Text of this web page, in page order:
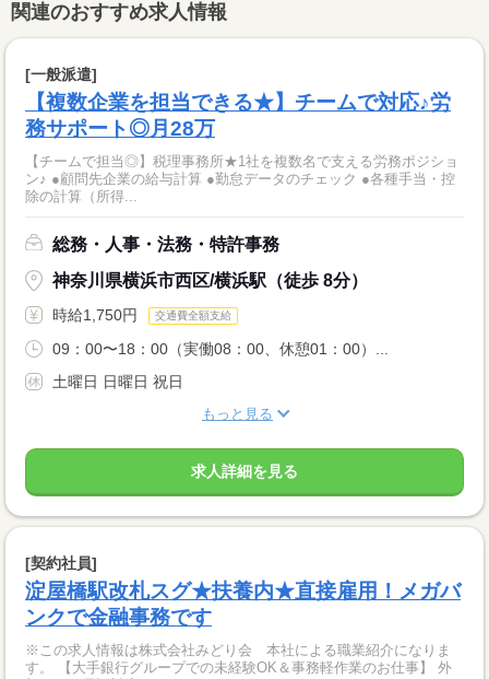
関連のおすすめ求人情報
[一般派遣]
【複数企業を担当できる★】チームで対応♪労
務サポート◎月28万
【チームで担当◎】税理事務所★1社を複数名で支える労務ポジショ
ン♪ ●顧問先企業の給与計算 ●勤怠データのチェック ●各種手当・控
除の計算（所得...
総務・人事・法務・特許事務
神奈川県横浜市西区/横浜駅（徒歩 8分）
時給1,750円 交通費全額支給
09：00〜18：00（実働08：00、休憩01：00）...
土曜日 日曜日 祝日
もっと見る
求人詳細を見る
[契約社員]
淀屋橋駅改札スグ★扶養内★直接雇用！メガバ
ンクで金融事務です
※この求人情報は株式会社みどり会 本社による職業紹介になりま
す。 【大手銀行グループでの未経験OK＆事務軽作業のお仕事】 外